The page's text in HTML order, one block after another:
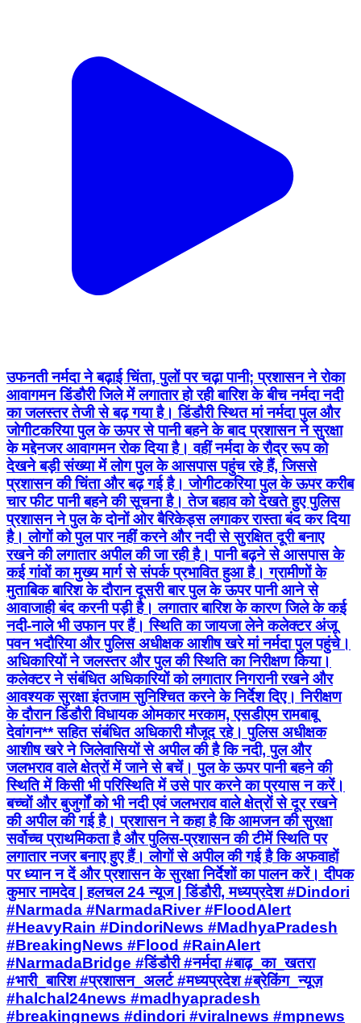
उफनती नर्मदा ने बढ़ाई चिंता, पुलों पर चढ़ा पानी; प्रशासन ने रोका
आवागमन डिंडौरी जिले में लगातार हो रही बारिश के बीच नर्मदा नदी
का जलस्तर तेजी से बढ़ गया है। डिंडौरी स्थित मां नर्मदा पुल और
जोगीटकरिया पुल के ऊपर से पानी बहने के बाद प्रशासन ने सुरक्षा
के मद्देनजर आवागमन रोक दिया है। वहीं नर्मदा के रौद्र रूप को
देखने बड़ी संख्या में लोग पुल के आसपास पहुंच रहे हैं, जिससे
प्रशासन की चिंता और बढ़ गई है। जोगीटकरिया पुल के ऊपर करीब
चार फीट पानी बहने की सूचना है। तेज बहाव को देखते हुए पुलिस
प्रशासन ने पुल के दोनों ओर बैरिकेड्स लगाकर रास्ता बंद कर दिया
है। लोगों को पुल पार नहीं करने और नदी से सुरक्षित दूरी बनाए
रखने की लगातार अपील की जा रही है। पानी बढ़ने से आसपास के
कई गांवों का मुख्य मार्ग से संपर्क प्रभावित हुआ है। ग्रामीणों के
मुताबिक बारिश के दौरान दूसरी बार पुल के ऊपर पानी आने से
आवाजाही बंद करनी पड़ी है। लगातार बारिश के कारण जिले के कई
नदी-नाले भी उफान पर हैं। स्थिति का जायजा लेने कलेक्टर अंजू
पवन भदौरिया और पुलिस अधीक्षक आशीष खरे मां नर्मदा पुल पहुंचे।
अधिकारियों ने जलस्तर और पुल की स्थिति का निरीक्षण किया।
कलेक्टर ने संबंधित अधिकारियों को लगातार निगरानी रखने और
आवश्यक सुरक्षा इंतजाम सुनिश्चित करने के निर्देश दिए। निरीक्षण
के दौरान डिंडौरी विधायक ओमकार मरकाम, एसडीएम रामबाबू
देवांगन** सहित संबंधित अधिकारी मौजूद रहे। पुलिस अधीक्षक
आशीष खरे ने जिलेवासियों से अपील की है कि नदी, पुल और
जलभराव वाले क्षेत्रों में जाने से बचें। पुल के ऊपर पानी बहने की
स्थिति में किसी भी परिस्थिति में उसे पार करने का प्रयास न करें।
बच्चों और बुजुर्गों को भी नदी एवं जलभराव वाले क्षेत्रों से दूर रखने
की अपील की गई है। प्रशासन ने कहा है कि आमजन की सुरक्षा
सर्वोच्च प्राथमिकता है और पुलिस-प्रशासन की टीमें स्थिति पर
लगातार नजर बनाए हुए हैं। लोगों से अपील की गई है कि अफवाहों
पर ध्यान न दें और प्रशासन के सुरक्षा निर्देशों का पालन करें। दीपक
कुमार नामदेव | हलचल 24 न्यूज | डिंडौरी, मध्यप्रदेश #Dindori
#Narmada #NarmadaRiver #FloodAlert
#HeavyRain #DindoriNews #MadhyaPradesh
#BreakingNews #Flood #RainAlert
#NarmadaBridge #डिंडौरी #नर्मदा #बाढ़_का_खतरा
#भारी_बारिश #प्रशासन_अलर्ट #मध्यप्रदेश #ब्रेकिंग_न्यूज़
#halchal24news #madhyapradesh
#breakingnews #dindori #viralnews #mpnews